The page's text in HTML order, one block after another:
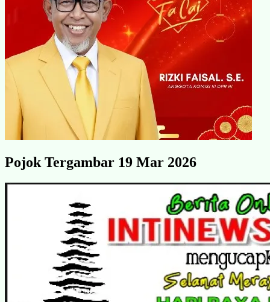
Pojok Tergambar 19 Mar 2026